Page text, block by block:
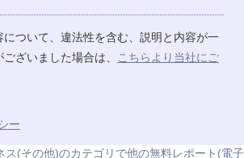
について、違法性を含む、説明と内容が一
ざいました場合は、
こちらより当社にご
ス(その他)のカテゴリで他の無料レポート(電子